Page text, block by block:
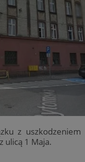
z uszkodzeniem
ulicą 1 Maja.